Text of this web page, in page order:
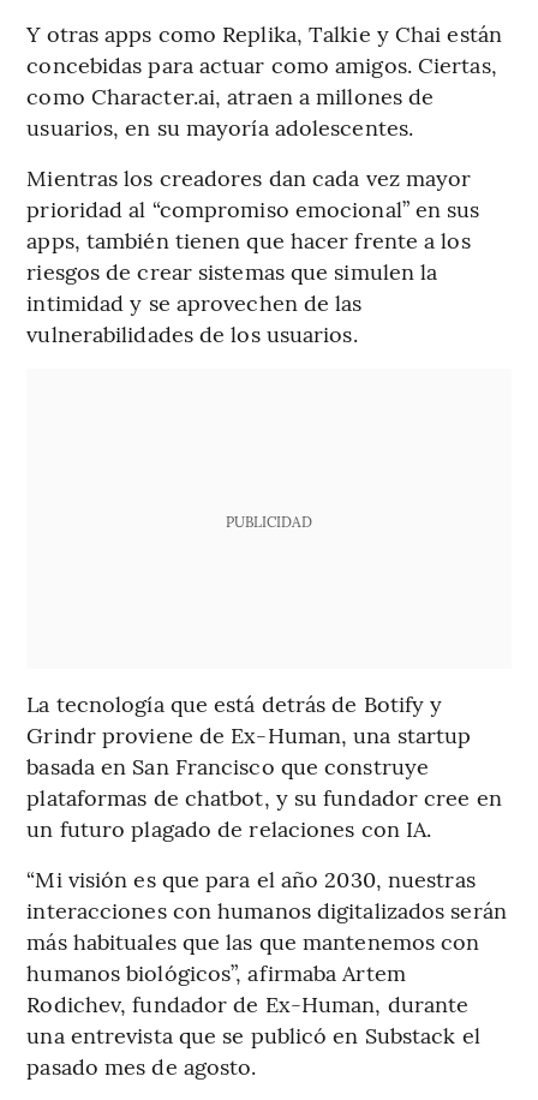
Y otras apps como Replika, Talkie y Chai están
concebidas para actuar como amigos. Ciertas,
como Character.ai, atraen a millones de
usuarios, en su mayoría adolescentes.
Mientras los creadores dan cada vez mayor
prioridad al “compromiso emocional” en sus
apps, también tienen que hacer frente a los
riesgos de crear sistemas que simulen la
intimidad y se aprovechen de las
vulnerabilidades de los usuarios.
PUBLICIDAD
La tecnología que está detrás de Botify y
Grindr proviene de Ex-Human, una startup
basada en San Francisco que construye
plataformas de chatbot, y su fundador cree en
un futuro plagado de relaciones con IA.
“Mi visión es que para el año 2030, nuestras
interacciones con humanos digitalizados serán
más habituales que las que mantenemos con
humanos biológicos”, afirmaba Artem
Rodichev, fundador de Ex-Human, durante
una entrevista que se publicó en Substack el
pasado mes de agosto.